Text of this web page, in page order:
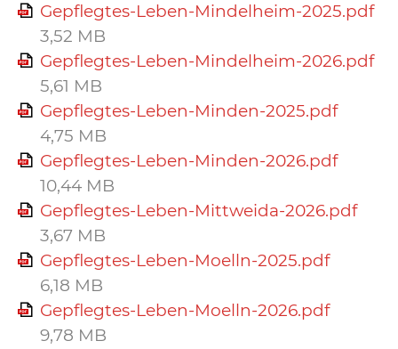
Gepflegtes-Leben-Mindelheim-2025.pdf
3,52 MB
Gepflegtes-Leben-Mindelheim-2026.pdf
5,61 MB
Gepflegtes-Leben-Minden-2025.pdf
4,75 MB
Gepflegtes-Leben-Minden-2026.pdf
10,44 MB
Gepflegtes-Leben-Mittweida-2026.pdf
3,67 MB
Gepflegtes-Leben-Moelln-2025.pdf
6,18 MB
Gepflegtes-Leben-Moelln-2026.pdf
9,78 MB